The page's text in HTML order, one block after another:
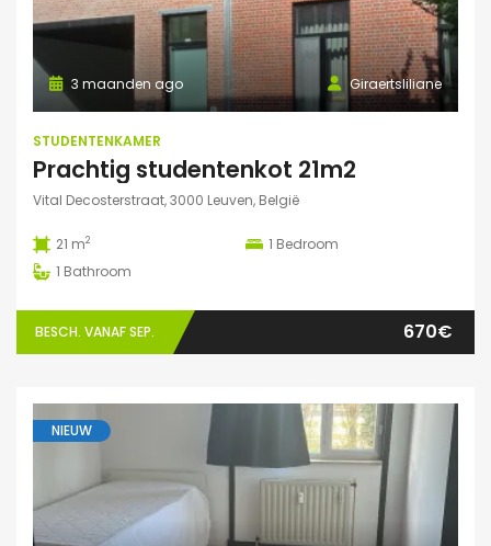
Giraertsliliane
3 maanden ago
STUDENTENKAMER
Prachtig studentenkot 21m2
Vital Decosterstraat, 3000 Leuven, België
21 m2 1 Bedroom
1 Bathroom
BESCH. VANAF SEP. 670€
NIEUW